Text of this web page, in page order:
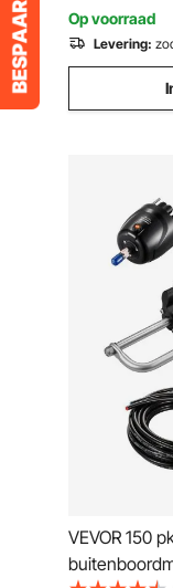
℃
Op voorraad
Levering:
VEVOR 150